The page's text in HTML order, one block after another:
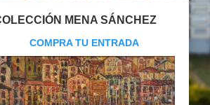
MENA SÁNCHEZ
COMPRA TU ENTRADA